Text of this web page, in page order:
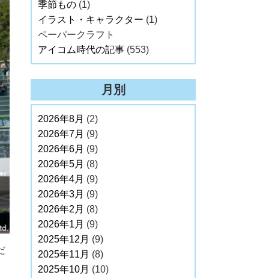
季節もの (1)
イラスト・キャラクター (1)
ペーパークラフト
アイコム時代の記事 (553)
月別
2026年8月 (2)
2026年7月 (9)
2026年6月 (9)
2026年5月 (8)
2026年4月 (9)
2026年3月 (9)
2026年2月 (8)
2026年1月 (9)
2025年12月 (9)
2025年11月 (8)
2025年10月 (10)